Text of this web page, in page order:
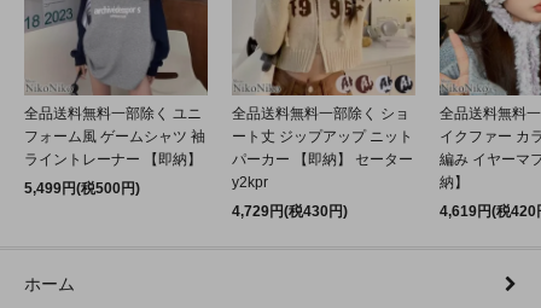
全品送料無料一部除く ユニ
フォーム風 ゲームシャツ 袖
ライントレーナー 【即納】
5,499円(税500円)
全品送料無料一部除く ショ
ート丈 ジップアップ ニット
パーカー 【即納】 セーター
y2kpr
4,729円(税430円)
全品送料無料
イクファー カ
編み イヤーマ
納】
4,619円(税420
ホーム